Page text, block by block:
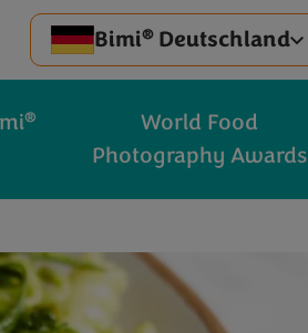
Bimi® Deutschland
®
World Food
Photography Awards